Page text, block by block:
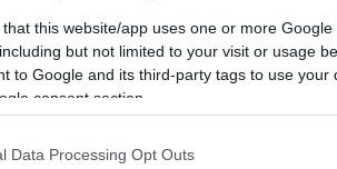
that this website/app uses one or more
but not limited to your visit or usage
to Google and its third-party tags to use
consent section.
Data Processing Opt Outs
συναισθηματικά φορτία. Η εισβολή της
στο προσκήνιο σκοτεινά μυστικά,
καταστρέψει ό,τι έχει απομείνει όρθιο.